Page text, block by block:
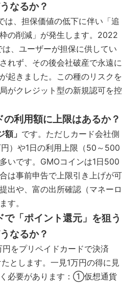
なるか？
は、担保価値の低下に伴い「追
の削減」が発生します。2022
、ユーザーが担保に供してい
れず、その後会社破産で永遠に
起きました。この種のリスクを
がクレジット型の新規認可を控
利用額に上限はあるか？
額」 です。ただしカード会社側
）や1日の利用上限（50～500
いです。GMOコインは1日500
は事前申告で上限引き上げが可
出や、富の出所確認（マネーロ
す。
「ポイント還元」を狙う
なるか？
をプリペイドカードで決済
とします。一見1万円の得に見
必要があります：①仮想通貨